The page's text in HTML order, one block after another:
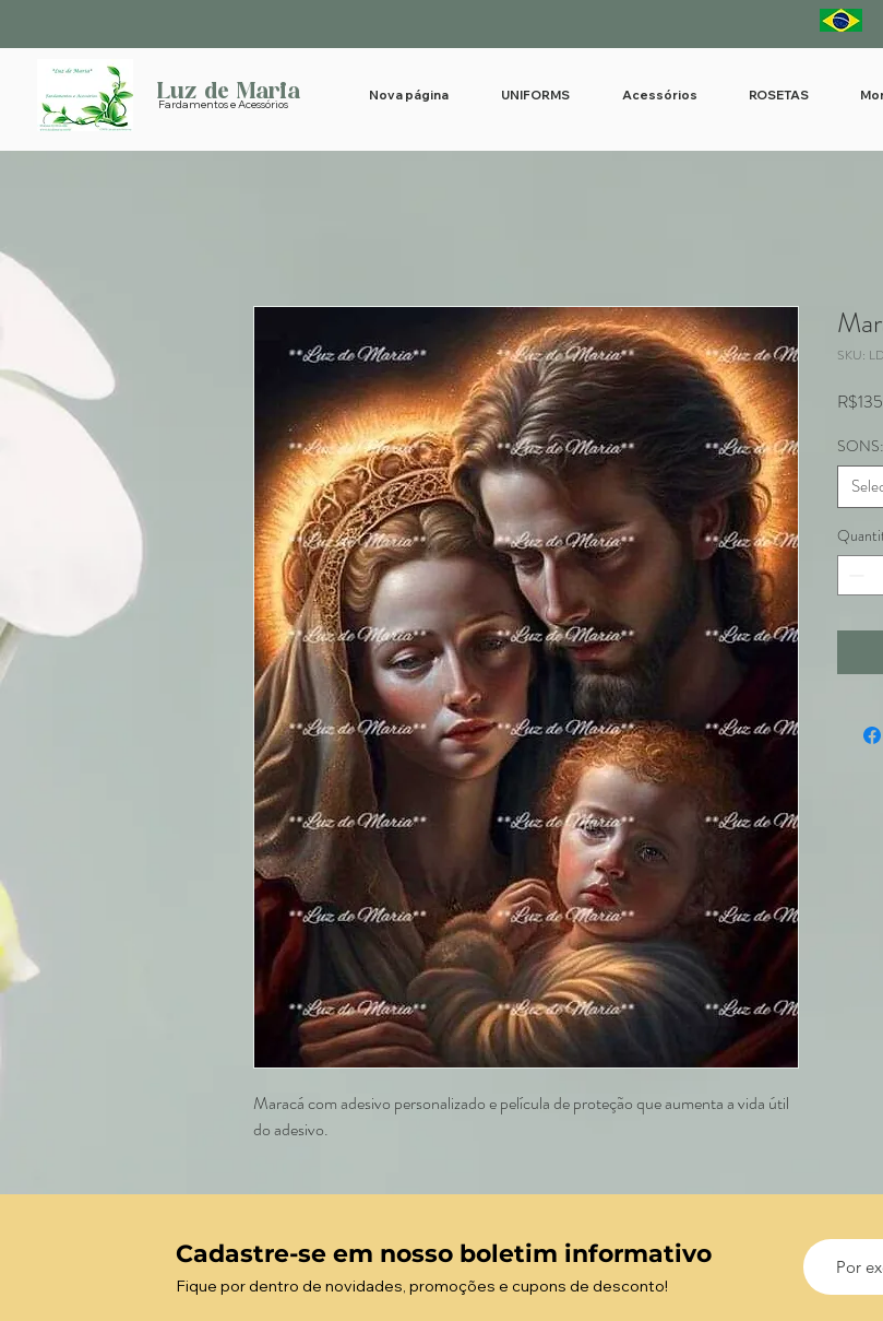
Luz de Maria
Fardamentos e Acessórios
Nova página UNIFORMS Acessórios ROSETAS
Maracá com adesivo personalizado e película de proteção que aumenta a vida útil
do adesivo.
SKU:
SONS:
Cadastre-se em nosso boletim informativo
Fique por dentro de novidades, promoções e cupons de desconto!